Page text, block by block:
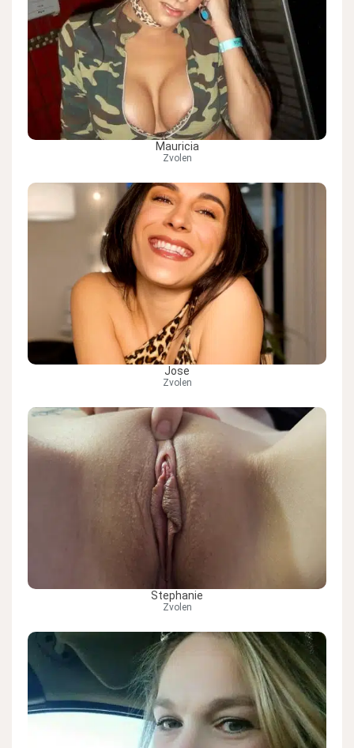
Mauricia
Zvolen
Jose
Zvolen
Stephanie
Zvolen